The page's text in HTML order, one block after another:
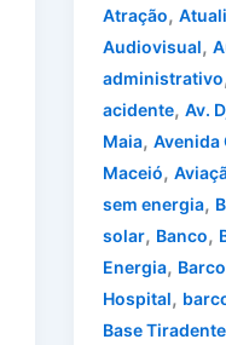
Atração,
Audiovisual,
administrativo
acidente, Av.
Maia, Avenida
Maceió,
sem energia,
solar, Banco,
Energia,
Hospital,
Base